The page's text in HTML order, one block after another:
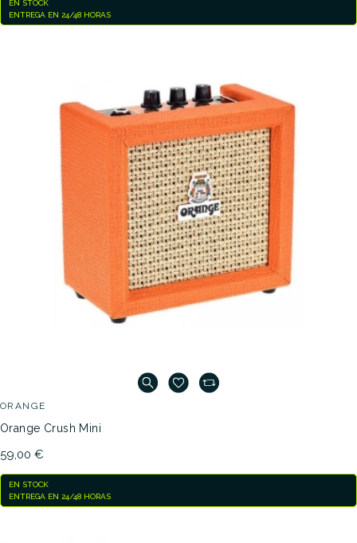
EN STOCK
ENTREGA EN 24/48 HORAS
ORANGE
Orange Crush Mini
59,00 €
EN STOCK
ENTREGA EN 24/48 HORAS